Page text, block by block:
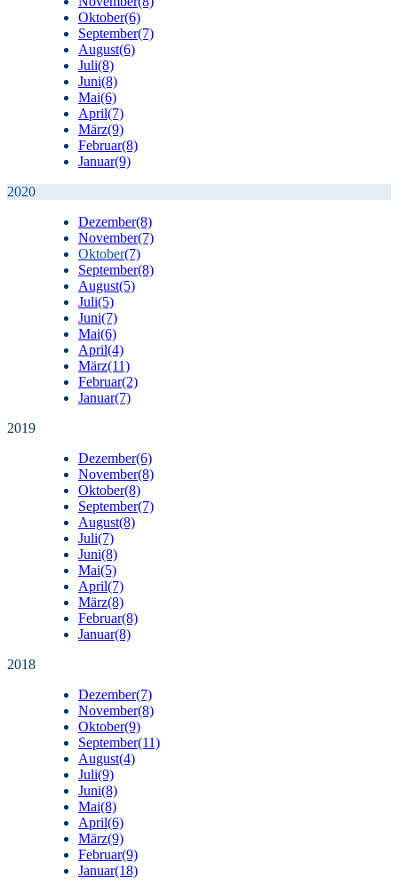
Oktober(6)
September(7)
August(6)
Juli(8)
Juni(8)
Mai(6)
April(7)
März(9)
Februar(8)
Januar(9)
2020
Dezember(8)
November(7)
Oktober(7)
September(8)
August(5)
Juli(5)
Juni(7)
Mai(6)
April(4)
März(11)
Februar(2)
Januar(7)
2019
Dezember(6)
November(8)
Oktober(8)
September(7)
August(8)
Juli(7)
Juni(8)
Mai(5)
April(7)
März(8)
Februar(8)
Januar(8)
2018
Dezember(7)
November(8)
Oktober(9)
September(11)
August(4)
Juli(9)
Juni(8)
Mai(8)
April(6)
März(9)
Februar(9)
Januar(18)